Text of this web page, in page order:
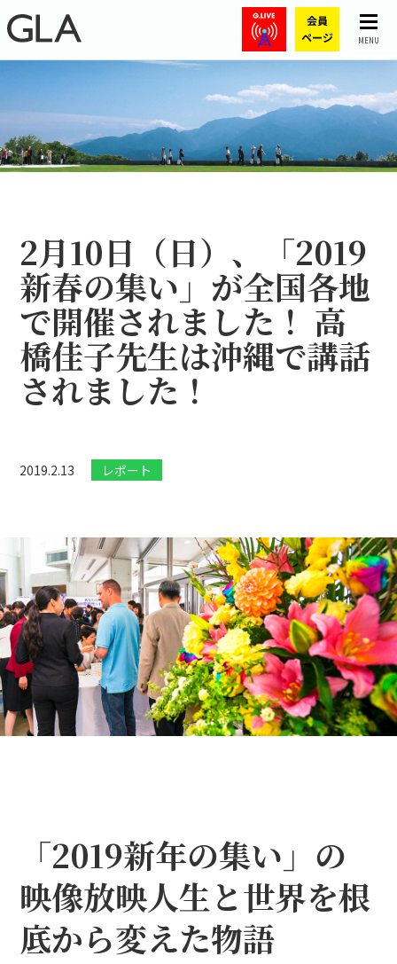
MENU
2月10日（日）、「2019
新春の集い」が全国各地
で開催されました！ 高
橋佳子先生は沖縄で講話
されました！
2019.2.13 レポート
「2019新年の集い」の
映像放映――人生と世界を根
底から変えた物語